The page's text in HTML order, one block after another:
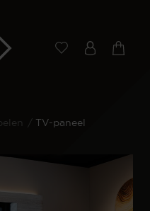
/ TV-paneel